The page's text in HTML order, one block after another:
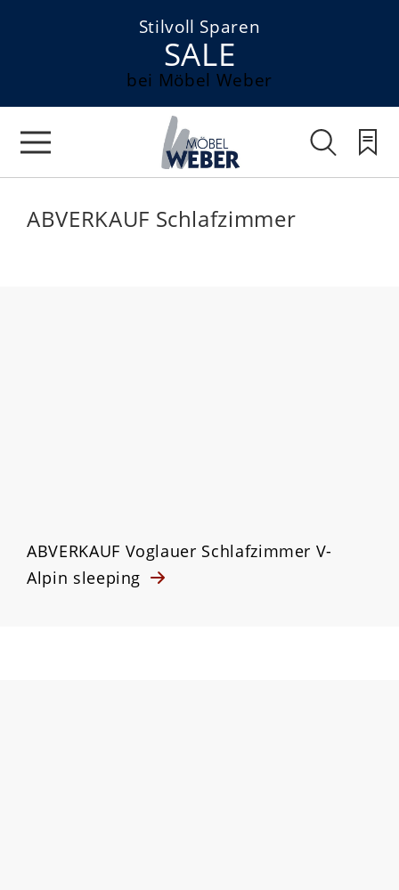
Stilvoll Sparen
SALE
bei Möbel Weber
ABVERKAUF Schlafzimmer
ABVERKAUF Voglauer Schlafzimmer V-
Alpin sleeping